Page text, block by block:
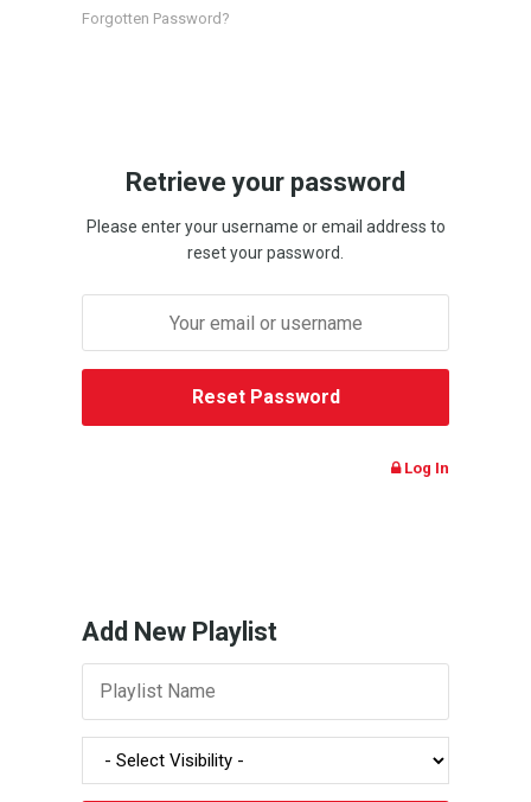
Forgotten Password?
Retrieve your password
Please enter your username or email address to
reset your password.
Log In
Add New Playlist